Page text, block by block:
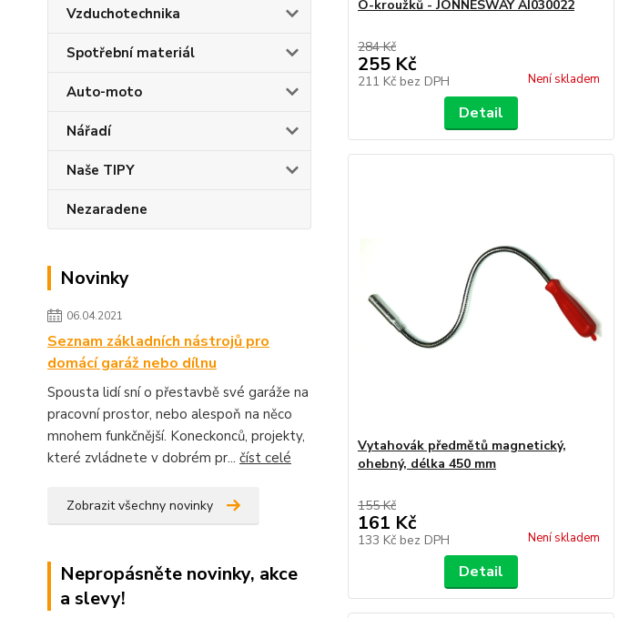
Vzduchotechnika
Spotřební materiál
Auto-moto
Nářadí
Naše TIPY
Nezaradene
Novinky
06.04.2021
Seznam základních nástrojů pro
domácí garáž nebo dílnu
Spousta lidí sní o přestavbě své garáže na
pracovní prostor, nebo alespoň na něco
mnohem funkčnější. Koneckonců, projekty,
které zvládnete v dobrém pr... číst celé
Zobrazit všechny novinky
Nepropásněte novinky, akce
a slevy!
O-kroužků - JONNESWAY AI030022
284 Kč
255 Kč
211 Kč bez DPH Není skladem
Detail
Vytahovák předmětů magnetický,
ohebný, délka 450 mm
155 Kč
161 Kč
133 Kč bez DPH Není skladem
Detail